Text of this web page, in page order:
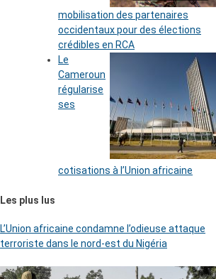
mobilisation des partenaires
occidentaux pour des élections
crédibles en RCA
Le
Cameroun
régularise
ses
cotisations à l’Union africaine
Les plus lus
L’Union africaine condamne l’odieuse attaque
terroriste dans le nord-est du Nigéria